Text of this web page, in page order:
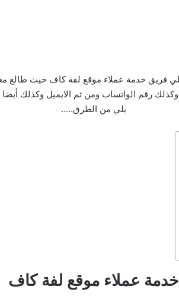
فريق خدمة عملاء موقع لفة كاف حيث طالع
رقم الواتساب ومن ثم الايميل وكذلك
يلي من الطرق…..
خدمة عملاء موقع لفة كاف